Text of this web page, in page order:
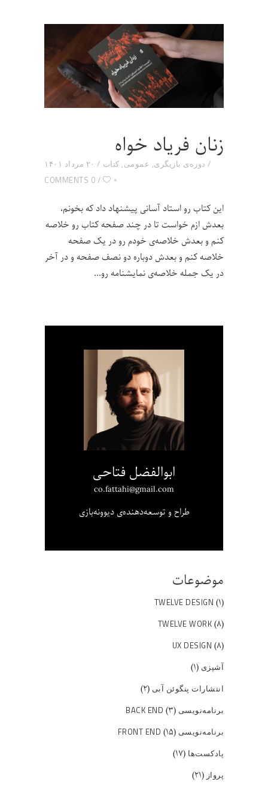
زنان فریاد خواه
۲۰ مرداد ۱۴۰۱ دوره‌ی بازیگری, عمومی, کتاب
0 COMMENTS
۰
این کتاب رو استاد آسانی پیشنهاد داد که بخونم،
بعدش ازم خواست تا در چند صفحه کتاب رو خلاصه
کنم و بعدش خلاصه‌ی خودم رو در یک صفحه
خلاصه کنم و بعدش دوباره دو نصف صفحه و در آخر
در یک جمله خلاصه‌ی نمایشنامه رو
ابوالفضل فتاحی
co.fattahi@gmail.com
طراح و توسعه‌دهنده‌ی دیوونه‌بازی
موضوعات
TWELVE DESIGN (۱)
TWELVE WORK (۸)
UX DESIGN (۸)
آشپزی (۱)
انتشارات پنگوئن آبی (۲)
برنامه‌نویسی BACK END (۳)
برنامه‌نویسی FRONT END (۱۵)
پادکست‌ها (۱۷)
پرواز (۲۱)